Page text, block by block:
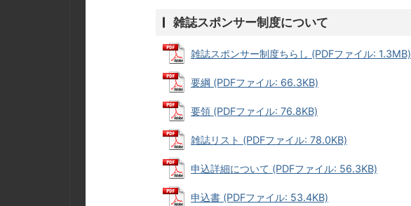
雑誌スポンサー制度について
雑誌スポンサー制度ちらし (PDFファイル: 1.3MB)
要綱 (PDFファイル: 66.3KB)
要領 (PDFファイル: 76.8KB)
雑誌リスト (PDFファイル: 78.0KB)
申込詳細について (PDFファイル: 56.3KB)
申込書 (PDFファイル: 53.4KB)